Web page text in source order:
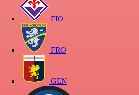
FIO
FRO
GEN